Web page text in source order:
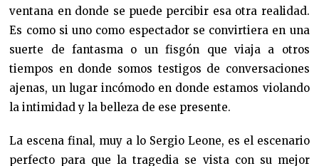
ventana en donde se puede percibir esa otra realidad.
Es como si uno como espectador se convirtiera en una
suerte de fantasma o un fisgón que viaja a otros
tiempos en donde somos testigos de conversaciones
ajenas, un lugar incómodo en donde estamos violando
la intimidad y la belleza de ese presente.
La escena final, muy a lo Sergio Leone, es el escenario
perfecto para que la tragedia se vista con su mejor